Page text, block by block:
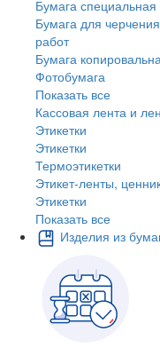
Бумага специальная
Бумага для
работ
Бумага
Фотобумага
Показать все
Кассовая лента и
Этикетки
Этикетки
Термоэтикетки
Этикет-ленты,
Этикетки
Показать все
Изделия из